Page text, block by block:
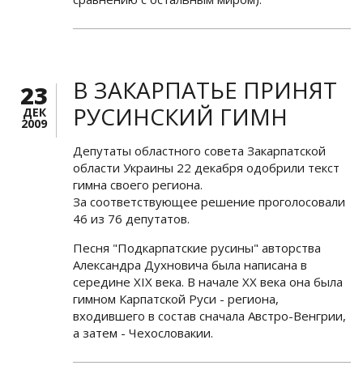
23
ДЕК
2009
В ЗАКАРПАТЬЕ ПРИНЯТ
РУСИНСКИЙ ГИМН
Депутаты областного совета Закарпатской
области Украины 22 декабря одобрили текст
гимна своего региона.
За соответствующее решение проголосовали
46 из 76 депутатов.
Песня "Подкарпатские русины" авторства
Александра Духновича была написана в
середине XIX века. В начале XX века она была
гимном Карпатской Руси - региона,
входившего в состав сначала Австро-Венгрии,
а затем - Чехословакии.